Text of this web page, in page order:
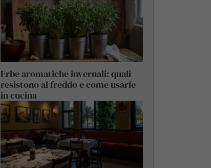
Erbe aromatiche invernali: quali
resistono al freddo e come usarle
in cucina